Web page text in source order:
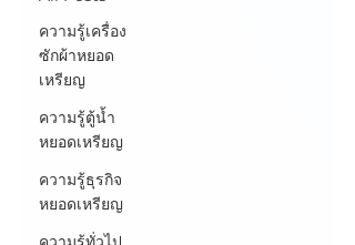
ความรู้เครื่อง
ซักผ้าหยอด
เหรียญ
ความรู้ตู้น้ำ
หยอดเหรียญ
ความรู้ธุรกิจ
หยอดเหรียญ